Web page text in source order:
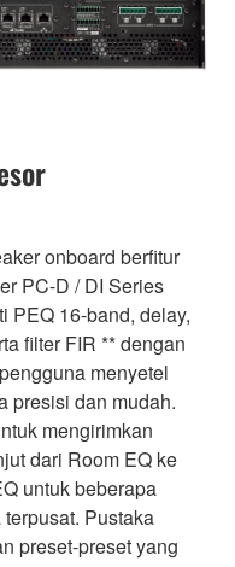
onboard berfitur
PC-D / DI Series
PEQ 16-band, delay,
filter FIR ** dengan
menyetel
presisi dan mudah.
mengirimkan
dari Room EQ ke
untuk beberapa
Pustaka
preset-preset yang